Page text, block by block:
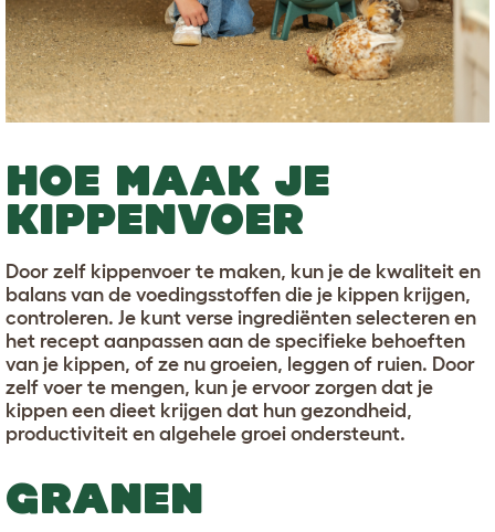
HOE MAAK JE
KIPPENVOER
Door zelf kippenvoer te maken, kun je de kwaliteit en
balans van de voedingsstoffen die je kippen krijgen,
controleren. Je kunt verse ingrediënten selecteren en
het recept aanpassen aan de specifieke behoeften
van je kippen, of ze nu groeien, leggen of ruien. Door
zelf voer te mengen, kun je ervoor zorgen dat je
kippen een dieet krijgen dat hun gezondheid,
productiviteit en algehele groei ondersteunt.
GRANEN